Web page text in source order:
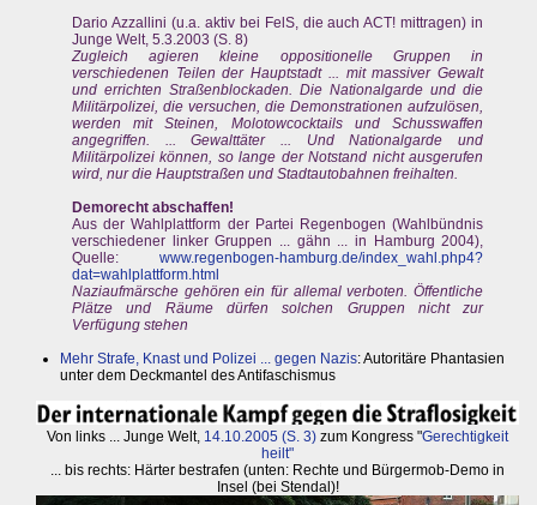
Dario Azzallini (u.a. aktiv bei FelS, die auch ACT! mittragen) in
Junge Welt, 5.3.2003 (S. 8)
Zugleich agieren kleine oppositionelle Gruppen in
verschiedenen Teilen der Hauptstadt ... mit massiver Gewalt
und errichten Straßenblockaden. Die Nationalgarde und die
Militärpolizei, die versuchen, die Demonstrationen aufzulösen,
werden mit Steinen, Molotowcocktails und Schusswaffen
angegriffen. ... Gewalttäter ... Und Nationalgarde und
Militärpolizei können, so lange der Notstand nicht ausgerufen
wird, nur die Hauptstraßen und Stadtautobahnen freihalten.
Demorecht abschaffen!
Aus der Wahlplattform der Partei Regenbogen (Wahlbündnis
verschiedener linker Gruppen ... gähn ... in Hamburg 2004),
Quelle:www.regenbogen-hamburg.de/index_wahl.php4?
dat=wahlplattform.html
Naziaufmärsche gehören ein für allemal verboten. Öffentliche
Plätze und Räume dürfen solchen Gruppen nicht zur
Verfügung stehen
Mehr Strafe, Knast und Polizei ... gegen Nazis: Autoritäre Phantasien
unter dem Deckmantel des Antifaschismus
Von links ... Junge Welt, 14.10.2005 (S. 3) zum Kongress "Gerechtigkeit
heilt"
... bis rechts: Härter bestrafen (unten: Rechte und Bürgermob-Demo in
Insel (bei Stendal)!